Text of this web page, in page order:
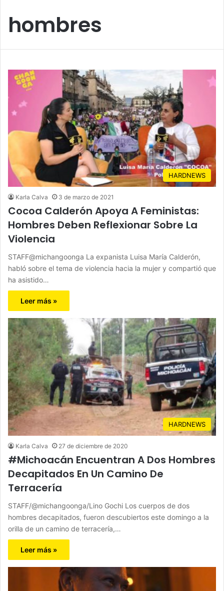
hombres
HARDNEWS
Karla Calva 3 de marzo de 2021
Cocoa Calderón Apoya A Feministas:
Hombres Deben Reflexionar Sobre La
Violencia
STAFF@michangoonga La expanista Luisa María Calderón,
habló sobre el tema de violencia hacia la mujer y compartió que
ha asistido…
Leer más »
HARDNEWS
Karla Calva 27 de diciembre de 2020
#Michoacán Encuentran A Dos Hombres
Decapitados En Un Camino De
Terracería
STAFF/@michangoonga/Lino Gochi Los cuerpos de dos
hombres decapitados, fueron descubiertos este domingo a la
orilla de un camino de terracería,…
Leer más »